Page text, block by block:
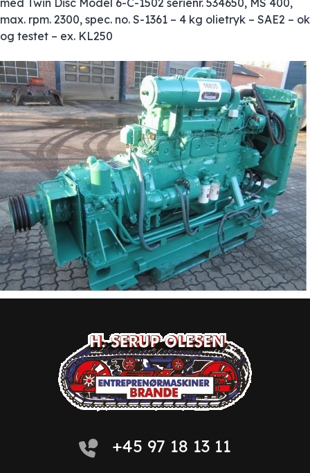
max. rpm. 2300, spec. no. S-1361 – 4 kg olietryk – SAE2 – ok
og testet – ex. KL250
+45 97 18 13 11